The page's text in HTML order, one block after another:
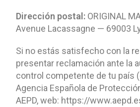
Dirección postal: ORIGINAL
Avenue Lacassagne — 69003
Si no estás satisfecho con la
presentar reclamación ante la
control competente de tu país
Agencia Española de
AEPD, web: https://